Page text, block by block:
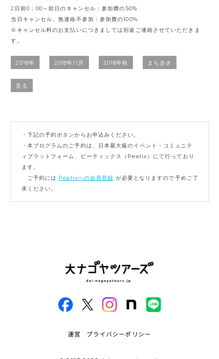
2日前0：00～前日のキャンセル：参加費の50%
当日キャンセル、無連絡不参加：参加費の100%
※キャンセル料のお支払いにつきましては別途ご連絡させていただきま
す。
2018年 2018年11月 2018年秋 まち歩き
見る
・下記の予約ボタンからお申込みください。
・本プログラムのご予約は、日本最大級のイベント・コミュニテ
ィプラットフォーム、ピーティックス（Peatix）にて行っており
ます。
ご予約には Peatixへの会員登録 が必要となりますので予めご了
承ください。
運営 プライバシーポリシー